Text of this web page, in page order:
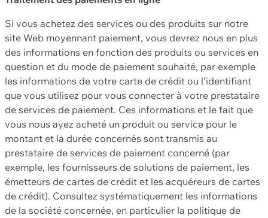
Si vous achetez des services ou des produits sur notre
site Web moyennant paiement, vous devrez nous en plus
des informations en fonction des produits ou services en
question et du mode de paiement souhaité, par exemple
les informations de votre carte de crédit ou l’identifiant
que vous utilisez pour vous connecter à votre prestataire
de services de paiement. Ces informations et le fait que
vous nous ayez acheté un produit ou service pour le
montant et la durée concernés sont transmis au
prestataire de services de paiement concerné (par
exemple, les fournisseurs de solutions de paiement, les
émetteurs de cartes de crédit et les acquéreurs de cartes
de crédit). Consultez systématiquement les informations
de la société concernée, en particulier la politique de